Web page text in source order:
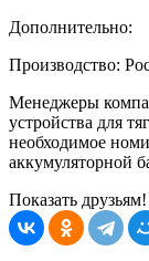
Дополнительно:
Производство:
Менеджеры
устройства для
необходимое
аккумуляторной
Показать друзьям!